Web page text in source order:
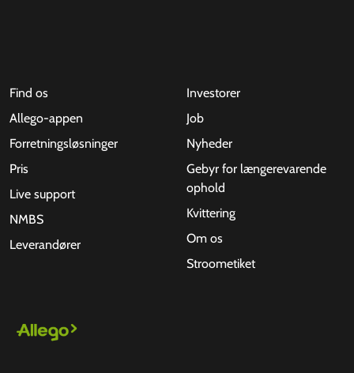
Find os
Allego-appen
Forretningsløsninger
Pris
Live support
NMBS
Leverandører
Investorer
Job
Nyheder
Gebyr for længerevarende
ophold
Kvittering
Om os
Stroometiket